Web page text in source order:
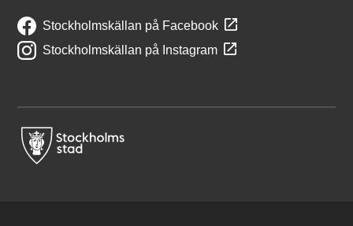
Stockholmskällan på Facebook
Stockholmskällan på Instagram